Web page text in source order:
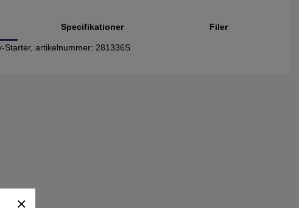
Starter, artikelnummer: 281336S
Specifikationer Filer